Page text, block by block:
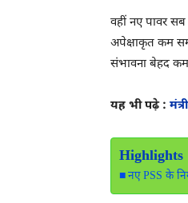
वहीं नए पावर
अपेक्षाकृत कम
संभावना बेहद कम
यह भी पढ़े :
Highlights
नए PSS के